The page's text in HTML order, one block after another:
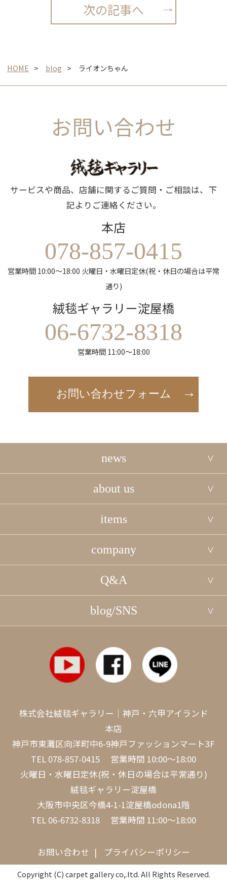
次の記事へ
HOME blog ライオンちゃん
お問い合わせ
サービスや商品、店舗に関するご質問・ご相談は、下
記よりご連絡ください。
本店
078-857-0415
営業時間 10:00～18:00 火曜日・水曜日定休(祝・休日の場合は平常
通り)
絨毯ギャラリー淀屋橋
06-6732-8318
営業時間 11:00～18:00
お問い合わせフォーム
news
about us
items
company
Q&A
blog/SNS
株式会社絨毯ギャラリー｜神戸・六甲アイランド
本店
神戸市東灘区向洋町中6-9神戸ファッションマート3F
TEL 078-857-0415 営業時間 10:00～18:00
火曜日・水曜日定休(祝・休日の場合は平常通り)
絨毯ギャラリー淀屋橋
大阪市中央区今橋4-1-1淀屋橋odona1階
TEL 06-6732-8318 営業時間 11:00～18:00
お問い合わせ プライバシーポリシー
Copyright (C) carpet gallery co,.ltd. All Rights Reserved.